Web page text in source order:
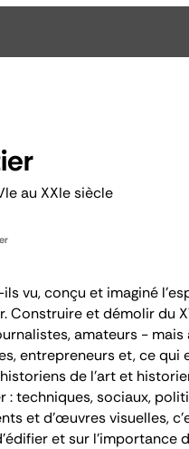
au XXIe siècle
vu, conçu et imaginé
Construire et démolir du
amateurs -
entrepreneurs et, ce qui
de l’art et
: techniques, sociaux,
et d’œuvres visuelles,
et sur